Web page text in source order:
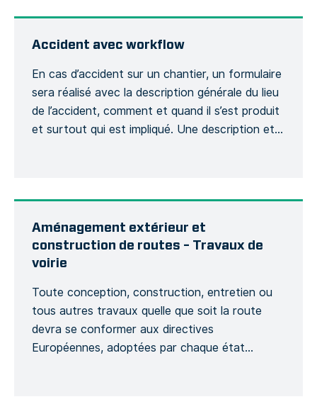
Accident avec workflow
En cas d’accident sur un chantier, un formulaire
sera réalisé avec la description générale du lieu
de l’accident, comment et quand il s’est produit
et surtout qui est impliqué. Une description et
Aménagement extérieur et
construction de routes – Travaux de
voirie
Toute conception, construction, entretien ou
tous autres travaux quelle que soit la route
devra se conformer aux directives
Européennes, adoptées par chaque état